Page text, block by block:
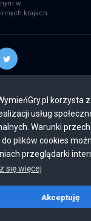
korzysta
usług
Warunki
plików cookies
przeglądarki
się więcej
Akceptuję
w
krajach.
ogłoszenie
konta
2026
v2.8.2